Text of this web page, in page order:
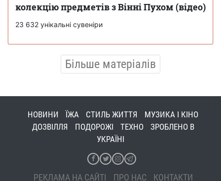
колекцію предметів з Вінні Пухом (відео)
23 632 унікальні сувеніри
Більше матеріалів
НОВИНИ ЇЖА СТИЛЬ ЖИТТЯ
МУЗИКА І КІНО
ДОЗВІЛЛЯ
ПОДОРОЖІ ТЕХНО
ЗРОБЛЕНО В
УКРАЇНІ
РЕКЛАМА НА САЙТІ ПРО НАС КОНТАКТИ